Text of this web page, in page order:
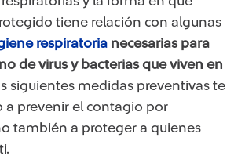
tiene relación con algunas
respiratoria necesarias para
de virus y bacterias que viven en
siguientes medidas preventivas te
a prevenir el contagio por
también a proteger a quienes